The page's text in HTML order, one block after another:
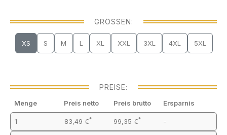
GRÖSSEN:
XS S M L XL XXL 3XL 4XL 5XL
PREISE:
Menge Preis netto Preis brutto Ersparnis
1 83,49 €* 99,35 €* -